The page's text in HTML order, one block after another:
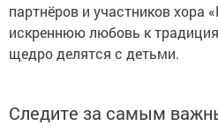
партнёров и участников хора
искреннюю любовь к
щедро делятся с детьми.
Следите за самым